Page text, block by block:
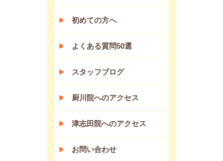
初めての方へ
よくある質問50選
スタッフブログ
厨川院へのアクセス
津志田院へのアクセス
お問い合わせ